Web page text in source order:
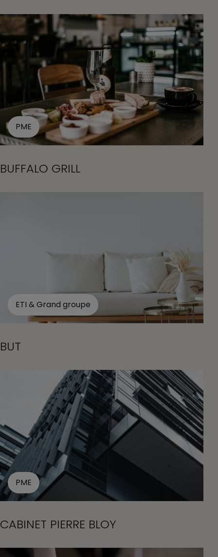
PME
BUFFALO GRILL
ETI & Grand groupe
BUT
PME
CABINET PIERRE BLOY